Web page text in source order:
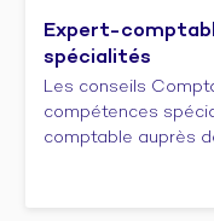
Expert-
spécialités
Les conseils
compétences
comptable auprès